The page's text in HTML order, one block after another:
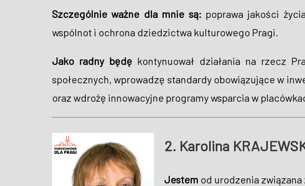
Szczególnie ważne dla mnie są: poprawa jakości
wspólnot i ochrona dziedzictwa kulturowego Pragi.
Jako radny będę kontynuował działania na rzecz
społecznych, wprowadzę standardy obowiązujące w
oraz wdrożę innowacyjne programy wsparcia w
2. Karolina
Jestem od urodzenia